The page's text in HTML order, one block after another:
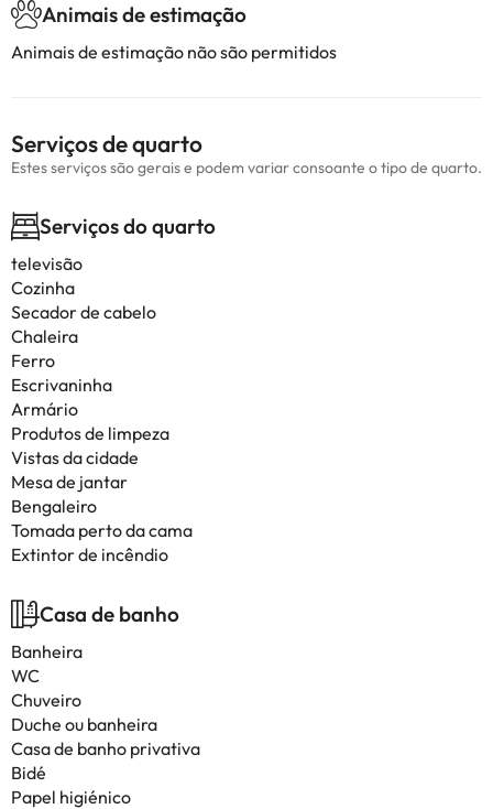
Animais de estimação
Animais de estimação não são permitidos
Serviços de quarto
Estes serviços são gerais e podem variar consoante o tipo de quarto.
Serviços do quarto
televisão
Cozinha
Secador de cabelo
Chaleira
Ferro
Escrivaninha
Armário
Produtos de limpeza
Vistas da cidade
Mesa de jantar
Bengaleiro
Tomada perto da cama
Extintor de incêndio
Casa de banho
Banheira
WC
Chuveiro
Duche ou banheira
Casa de banho privativa
Bidé
Papel higiénico